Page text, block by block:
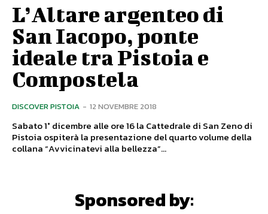
L’Altare argenteo di
San Iacopo, ponte
ideale tra Pistoia e
Compostela
DISCOVER PISTOIA - 12 NOVEMBRE 2018
Sabato 1° dicembre alle ore 16 la Cattedrale di San Zeno di
Pistoia ospiterà la presentazione del quarto volume della
collana “Avvicinatevi alla bellezza”...
Sponsored by: